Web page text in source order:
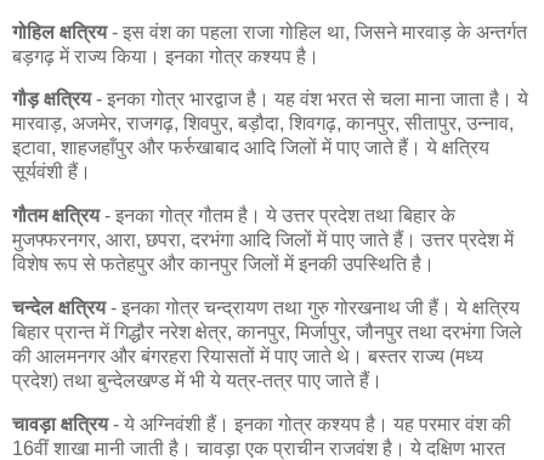
गोहिल क्षत्रिय- इस वंश का पहला राजा गोहिल था, जिसने मारवाड़ के अन्तर्गत
बड़गढ़ में राज्य किया। इनका गोत्र कश्यप है।
गौड़ क्षत्रिय- इनका गोत्र भारद्वाज है। यह वंश भरत से चला माना जाता है। ये
मारवाड़, अजमेर, राजगढ़, शिवपुर, बड़ौदा, शिवगढ़, कानपुर, सीतापुर, उन्नाव,
इटावा, शाहजहाँपुर और फर्रुखाबाद आदि जिलों में पाए जाते हैं। ये क्षत्रिय
सूर्यवंशी हैं।
गौतम क्षत्रिय- इनका गोत्र गौतम है। ये उत्तर प्रदेश तथा बिहार के
मुजफ्फरनगर, आरा, छपरा, दरभंगा आदि जिलों में पाए जाते हैं। उत्तर प्रदेश में
विशेष रूप से फतेहपुर और कानपुर जिलों में इनकी उपस्थिति है।
चन्देल क्षत्रिय- इनका गोत्र चन्द्रायण तथा गुरु गोरखनाथ जी हैं। ये क्षत्रिय
बिहार प्रान्त में गिद्धौर नरेश क्षेत्र, कानपुर, मिर्जापुर, जौनपुर तथा दरभंगा जिले
की आलमनगर और बंगरहरा रियासतों में पाए जाते थे। बस्तर राज्य (मध्य
प्रदेश) तथा बुन्देलखण्ड में भी ये यत्र-तत्र पाए जाते हैं।
चावड़ा क्षत्रिय- ये अग्निवंशी हैं। इनका गोत्र कश्यप है। यह परमार वंश की
16वीं शाखा मानी जाती है। चावड़ा एक प्राचीन राजवंश है। ये दक्षिण भारत